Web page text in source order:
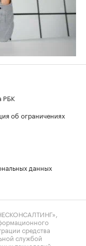
РБК
об ограничениях
данных
средства
службой